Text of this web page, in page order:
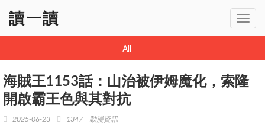
讀一讀
All
海賊王1153話：山治被伊姆魔化，索隆
開啟霸王色與其對抗
2025-06-23 1347 動漫資訊